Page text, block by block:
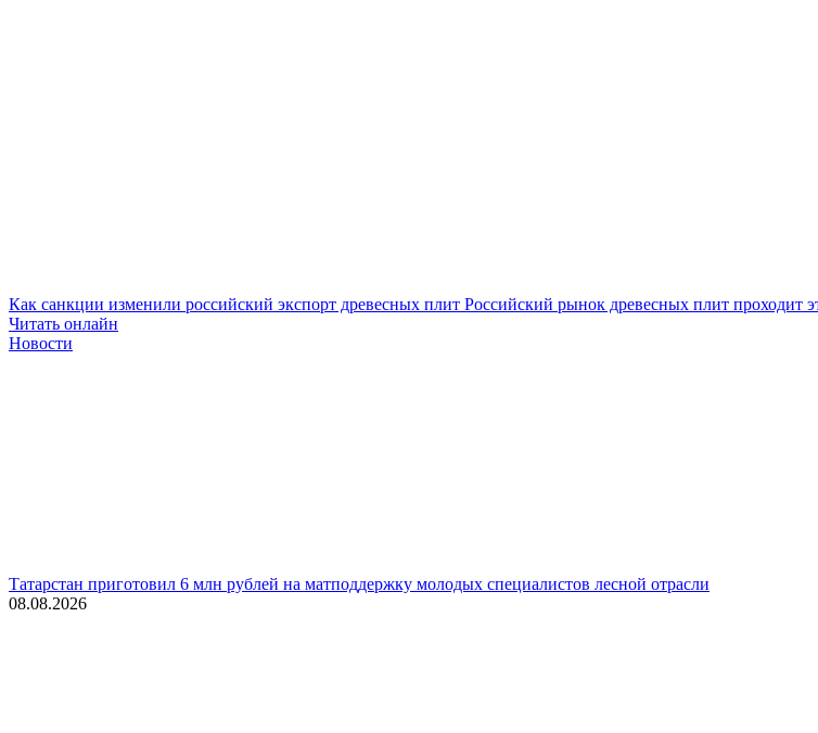
Как санкции изменили российский экспорт древесных плит Российский рынок древесных плит проходит
Читать онлайн
Новости
Татарстан приготовил 6 млн рублей на матподдержку молодых специалистов лесной отрасли
08.08.2026